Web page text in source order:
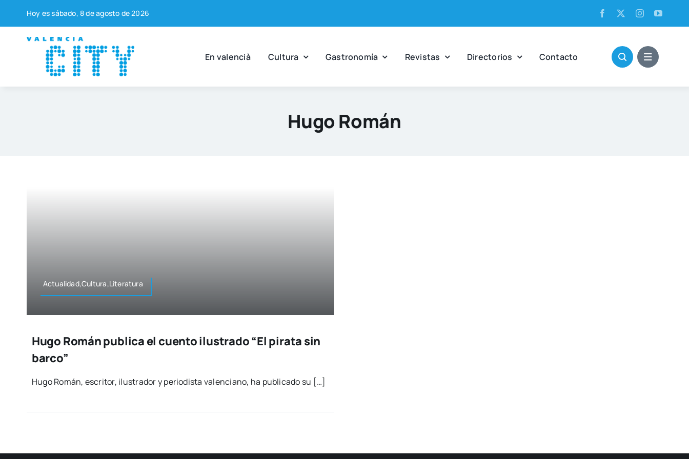
contenido
Hoy es sába­do, 8 de agos­to de 2026
En valen­cià Cul­tu­ra Gas­tro­no­mía Revis­tas Direc­to­rios Con­tac­to
Hugo Román
Actualidad,Cultura,Literatura
Hugo Román publica el cuento ilustrado “El pirata sin
barco”
Hugo Román, escri­tor, ilus­tra­dor y perio­dis­ta valen­ciano, ha publi­ca­do su […]